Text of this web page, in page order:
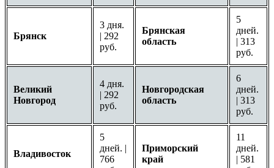
Брянск
3 дня.
| 292
руб.
Брянская
область
5
дней.
| 313
руб.
Великий
Новгород
4 дня.
| 292
руб.
Новгородская
область
6
дней.
| 313
руб.
Владивосток
5
дней. |
766
Приморский
край
11
дней.
| 581